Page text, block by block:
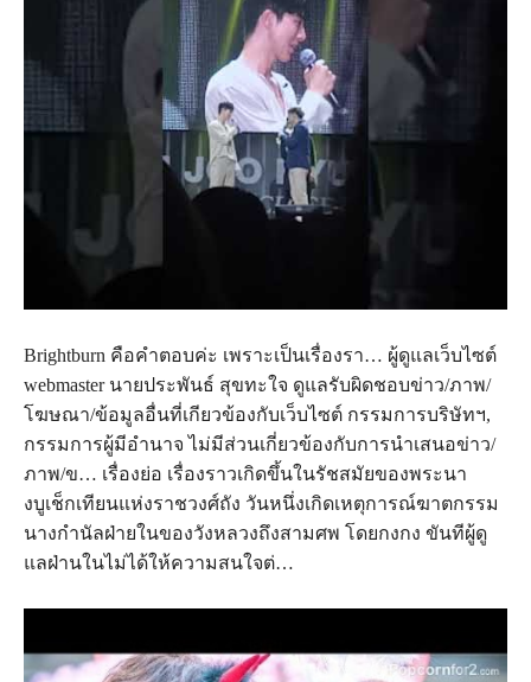
Brightburn คือคำตอบค่ะ เพราะเป็นเรื่องรา… ผู้ดูแลเว็บไซต์
webmaster นายประพันธ์ สุขทะใจ ดูแลรับผิดชอบข่าว/ภาพ/
โฆษณา/ข้อมูลอื่นที่เกียวข้องกับเว็บไซต์ กรรมการบริษัทฯ,
กรรมการผู้มีอำนาจ ไม่มีส่วนเกี่ยวข้องกับการนำเสนอข่าว/
ภาพ/ข… เรื่องย่อ เรื่องราวเกิดขึ้นในรัชสมัยของพระนา
งบูเช็กเทียนแห่งราชวงศ์ถัง วันหนึ่งเกิดเหตุการณ์ฆาตกรรม
นางกำนัลฝ่ายในของวังหลวงถึงสามศพ โดยกงกง ขันทีผู้ดู
แลฝ่านในไม่ได้ให้ความสนใจต่…